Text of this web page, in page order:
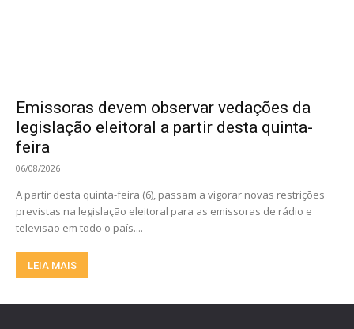
Emissoras devem observar vedações da
legislação eleitoral a partir desta quinta-
feira
06/08/2026
A partir desta quinta-feira (6), passam a vigorar novas restrições
previstas na legislação eleitoral para as emissoras de rádio e
televisão em todo o país....
LEIA MAIS